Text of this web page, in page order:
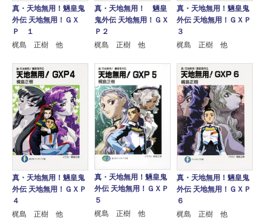
真・天地無用！魎皇鬼
外伝 天地無用！ＧＸ
Ｐ １
梶島 正樹 他
真・天地無用！ 魎皇
鬼外伝 天地無用！ＧＸ
Ｐ２
梶島 正樹 他
真・天地無用！魎皇鬼
外伝 天地無用！ＧＸＰ
３
梶島 正樹 他
真・天地無用！魎皇鬼
外伝 天地無用！ＧＸＰ
４
梶島 正樹 他
真・天地無用！魎皇鬼
外伝 天地無用！ＧＸＰ
５
梶島 正樹 他
真・天地無用！魎皇鬼
外伝 天地無用！ＧＸＰ
６
梶島 正樹 他